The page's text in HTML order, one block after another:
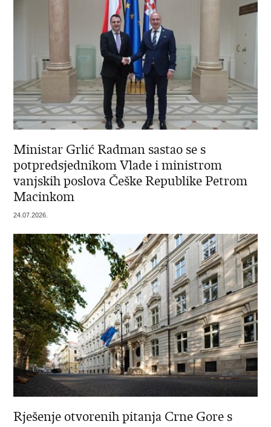
Ministar Grlić Radman sastao se s
potpredsjednikom Vlade i ministrom
vanjskih poslova Češke Republike Petrom
Macinkom
24.07.2026.
Rješenje otvorenih pitanja Crne Gore s